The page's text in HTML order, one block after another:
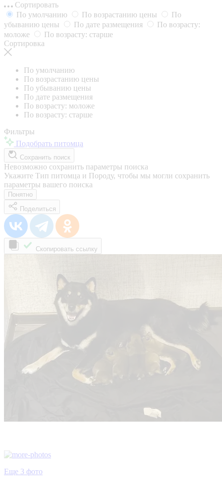
Сортировать
По умолчанию
По возрастанию цены
По
убыванию цены
По дате размещения
По возрасту:
моложе
По возрасту: старше
Сортировка
По умолчанию
По возрастанию цены
По убыванию цены
По дате размещения
По возрасту: моложе
По возрасту: старше
Фильтры
Подобрать питомца
Сохранить поиск
Невозможно сохранить параметры поиска
Укажите Тип питомца и Породу, чтобы мы могли сохранить
параметры вашего поиска
Понятно
Поделиться
Скопировать ссылку
Еще 3 фото